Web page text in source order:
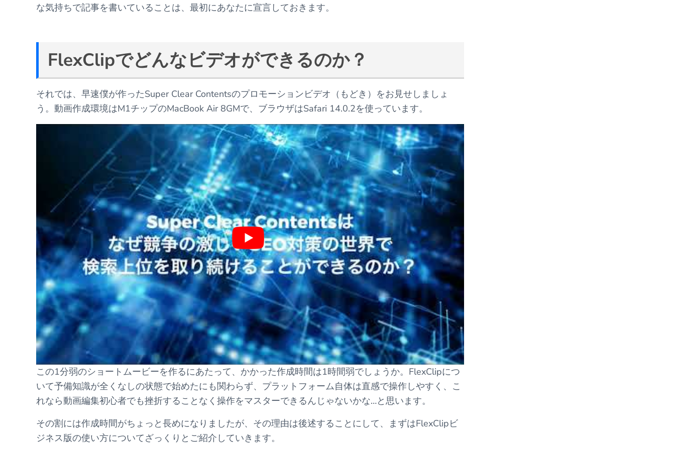
な気持ちで記事を書いていることは、最初にあなたに宣言しておきます。
FlexClipでどんなビデオができるのか？
それでは、早速僕が作ったSuper Clear Contentsのプロモーションビデオ（もどき）をお見せしましょ
う。動画作成環境はM1チップのMacBook Air 8GMで、ブラウザはSafari 14.0.2を使っています。
この1分弱のショートムービーを作るにあたって、かかった作成時間は1時間弱でしょうか。FlexClipにつ
いて予備知識が全くなしの状態で始めたにも関わらず、プラットフォーム自体は直感で操作しやすく、こ
れなら動画編集初心者でも挫折することなく操作をマスターできるんじゃないかな…と思います。
その割には作成時間がちょっと長めになりましたが、その理由は後述することにして、まずはFlexClipビ
ジネス版の使い方についてざっくりとご紹介していきます。